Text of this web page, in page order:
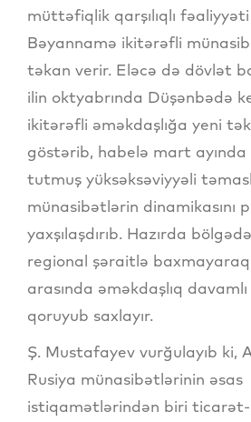
müttəfiqlik qarşılıqlı
Bəyannamə ikitərəfli
təkan verir. Eləcə də dövlət
ilin oktyabrında Düşənbədə
ikitərəfli əməkdaşlığa yeni
göstərib, habelə mart ayında
tutmuş yüksəksəviyyəli
münasibətlərin dinamikasını
yaxşılaşdırıb. Hazırda
regional şəraitlə
arasında əməkdaşlıq
qoruyub saxlayır.
Ş. Mustafayev vurğulayıb ki,
Rusiya münasibətlərinin əsas
istiqamətlərindən biri